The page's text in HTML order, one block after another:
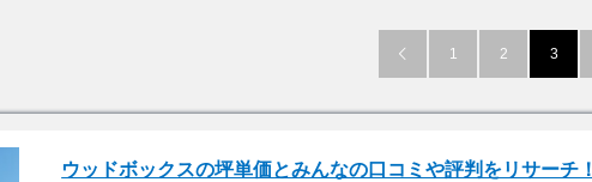
 1 2 3
ウッドボックスの坪単価とみんなの口コミや評判をリサーチ！